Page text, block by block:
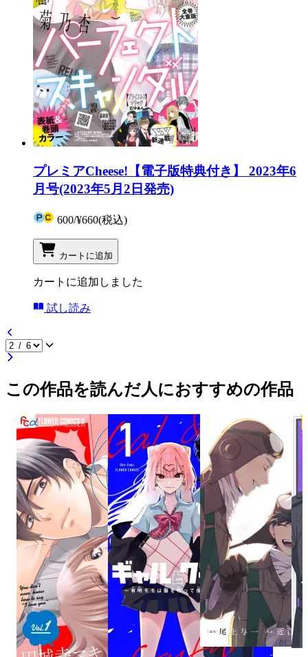
プレミアCheese!【電子版特典付き】 2023年6
月号(2023年5月2日発売)
600/¥660(税込)
カートに追加
カートに追加しました
試し読み
この作品を読んだ人におすすめの作品